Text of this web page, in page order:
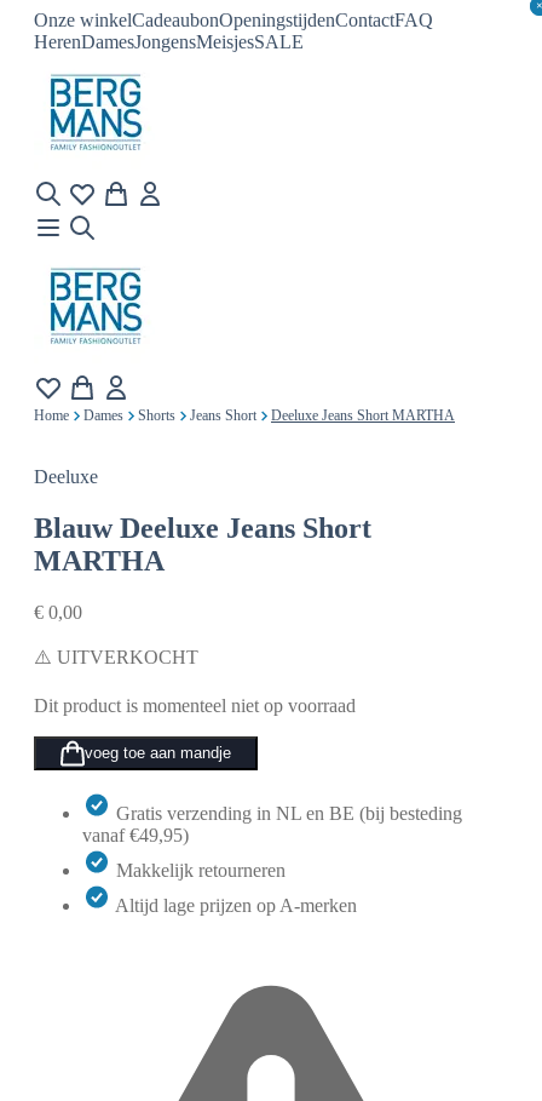
Onze winkelCadeaubonOpeningstijdenContactFAQ
HerenDamesJongensMeisjesSALE
×
×
Home Dames Shorts Jeans Short Deeluxe Jeans Short MARTHA
Deeluxe
Blauw Deeluxe Jeans Short
MARTHA
€ 0,00
⚠️ UITVERKOCHT
Dit product is momenteel niet op voorraad
voeg toe aan mandje
Gratis verzending in NL en BE (bij besteding
vanaf €49,95)
Makkelijk retourneren
Altijd lage prijzen op A-merken